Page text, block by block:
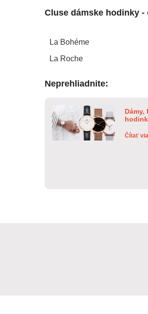
Cluse dámske hodinky
La Bohéme
La Roche
Neprehliadnite:
Čítať